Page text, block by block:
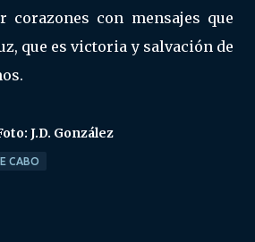
corazones con mensajes que
que es victoria y salvación de
J.D. González
CABO